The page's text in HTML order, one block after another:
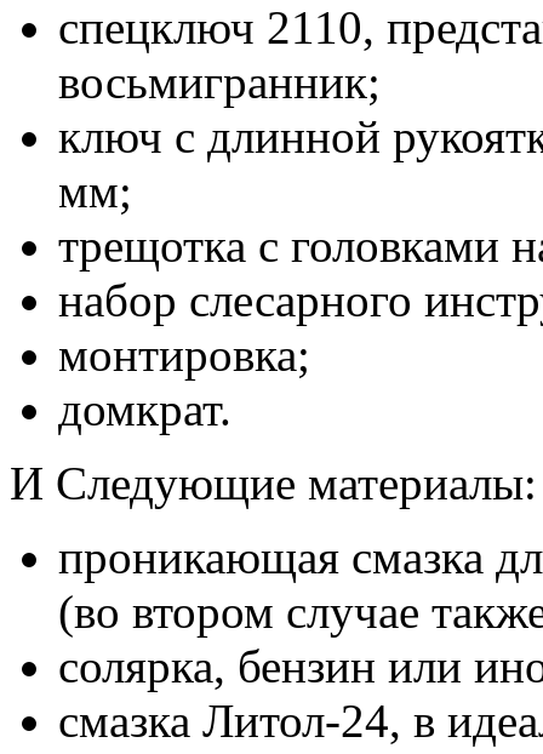
спецключ 2110,
восьмигранник;
ключ с длинной
мм;
трещотка с головками
набор слесарного
монтировка;
домкрат.
И Следующие материалы:
проникающая смазка
(во втором случае
солярка, бензин или
смазка Литол-24, в